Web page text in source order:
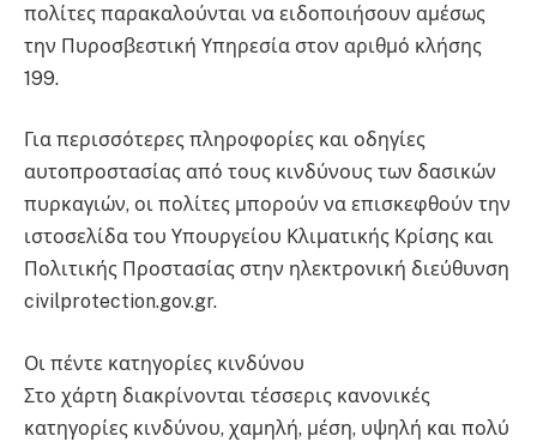
πολίτες παρακαλούνται να ειδοποιήσουν αμέσως
την Πυροσβεστική Υπηρεσία στον αριθμό κλήσης
199.
Για περισσότερες πληροφορίες και οδηγίες
αυτοπροστασίας από τους κινδύνους των δασικών
πυρκαγιών, οι πολίτες μπορούν να επισκεφθούν την
ιστοσελίδα του Υπουργείου Κλιματικής Κρίσης και
Πολιτικής Προστασίας στην ηλεκτρονική διεύθυνση
civilprotection.gov.gr.
Οι πέντε κατηγορίες κινδύνου
Στο χάρτη διακρίνονται τέσσερις κανονικές
κατηγορίες κινδύνου, χαμηλή, μέση, υψηλή και πολύ